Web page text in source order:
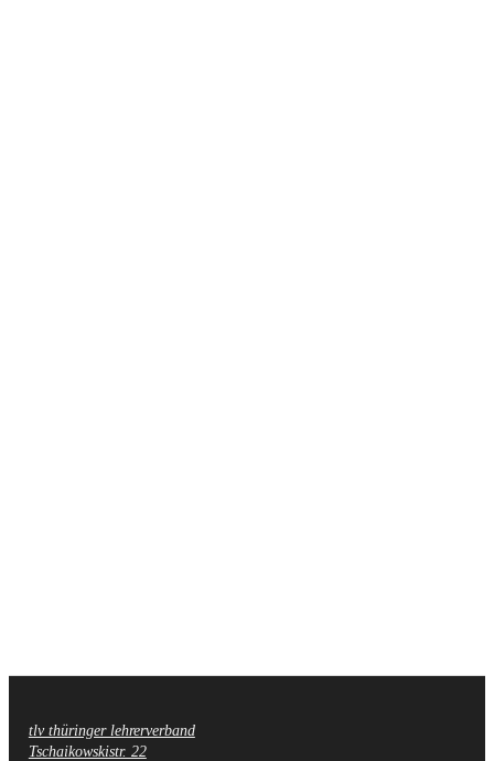
Fußzeile
tlv thüringer lehrerverband
Tschaikowskistr. 22